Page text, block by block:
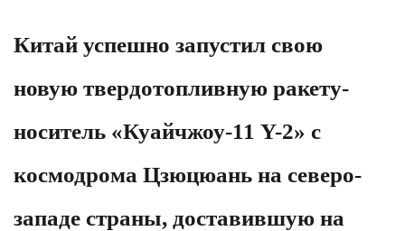
Китай успешно запустил свою
новую твердотопливную ракету-
носитель «Куайчжоу-11 Y-2» с
космодрома Цзюцюань на северо-
западе страны, доставившую на